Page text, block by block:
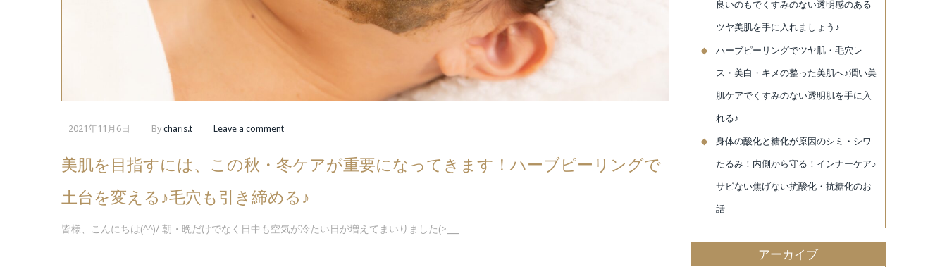
2021年11月6日 By charis.t Leave a comment
美肌を目指すには、この秋・冬ケアが重要になってきます！ハーブピーリングで
土台を変える♪毛穴も引き締める♪
皆様、こんにちは(^^)/ 朝・晩だけでなく日中も空気が冷たい日が増えてまいりました(>___
良いのもでくすみのない透明感のある
ツヤ美肌を手に入れましょう♪
ハーブピーリングでツヤ肌・毛穴レ
ス・美白・キメの整った美肌へ♪潤い美
肌ケアでくすみのない透明肌を手に入
れる♪
身体の酸化と糖化が原因のシミ・シワ
たるみ！内側から守る！インナーケア♪
サビない焦げない抗酸化・抗糖化のお
話
アーカイブ